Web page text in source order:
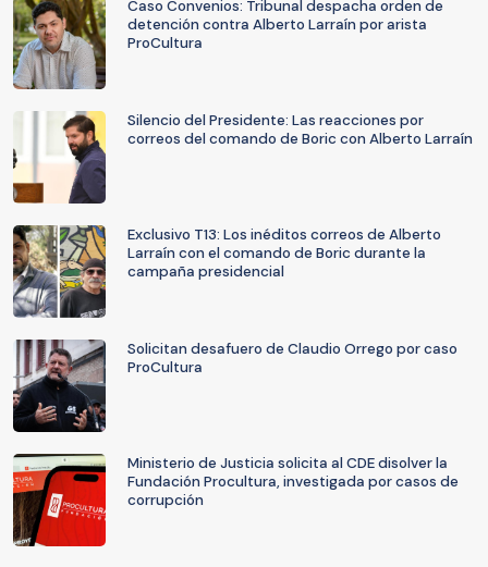
Caso Convenios: Tribunal despacha orden de
detención contra Alberto Larraín por arista
ProCultura
Silencio del Presidente: Las reacciones por
correos del comando de Boric con Alberto Larraín
Exclusivo T13: Los inéditos correos de Alberto
Larraín con el comando de Boric durante la
campaña presidencial
Solicitan desafuero de Claudio Orrego por caso
ProCultura
Ministerio de Justicia solicita al CDE disolver la
Fundación Procultura, investigada por casos de
corrupción